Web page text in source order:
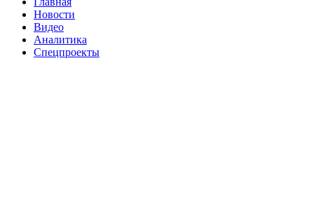
Новости
Видео
Аналитика
Спецпроекты